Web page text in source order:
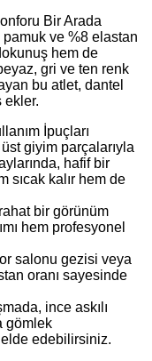
Bir Arada
ve %8 elastan
hem de
gri ve ten renk
bu atlet, dantel
ekler.
İpuçları
giyim parçalarıyla
hafif bir
sıcak kalır hem de
bir görünüm
hem profesyonel
salonu gezisi veya
oranı sayesinde
ince askılı
gömlek
edebilirsiniz.